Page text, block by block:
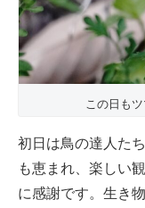
この日も
初日は鳥の達人た
も恵まれ、楽しい
に感謝です。生き